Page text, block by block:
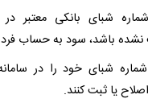
شبای بانکی معتبر در
نشده باشد، سود به حساب فرد
شماره شبای خود را در
اصلاح یا ثبت کنند.